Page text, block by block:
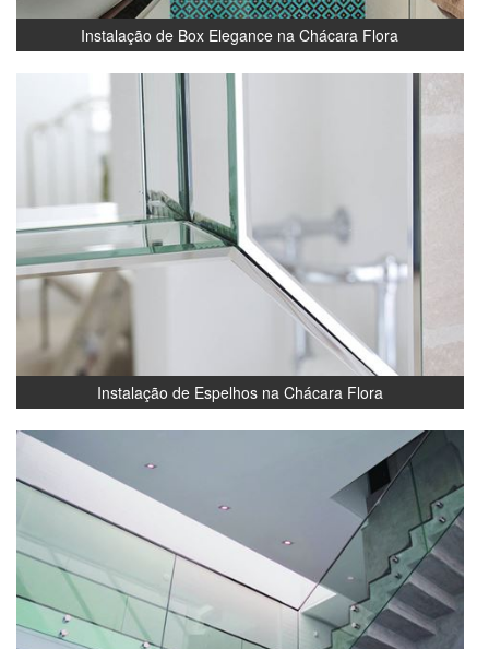
Instalação de Box Elegance na Chácara Flora
Instalação de Espelhos na Chácara Flora